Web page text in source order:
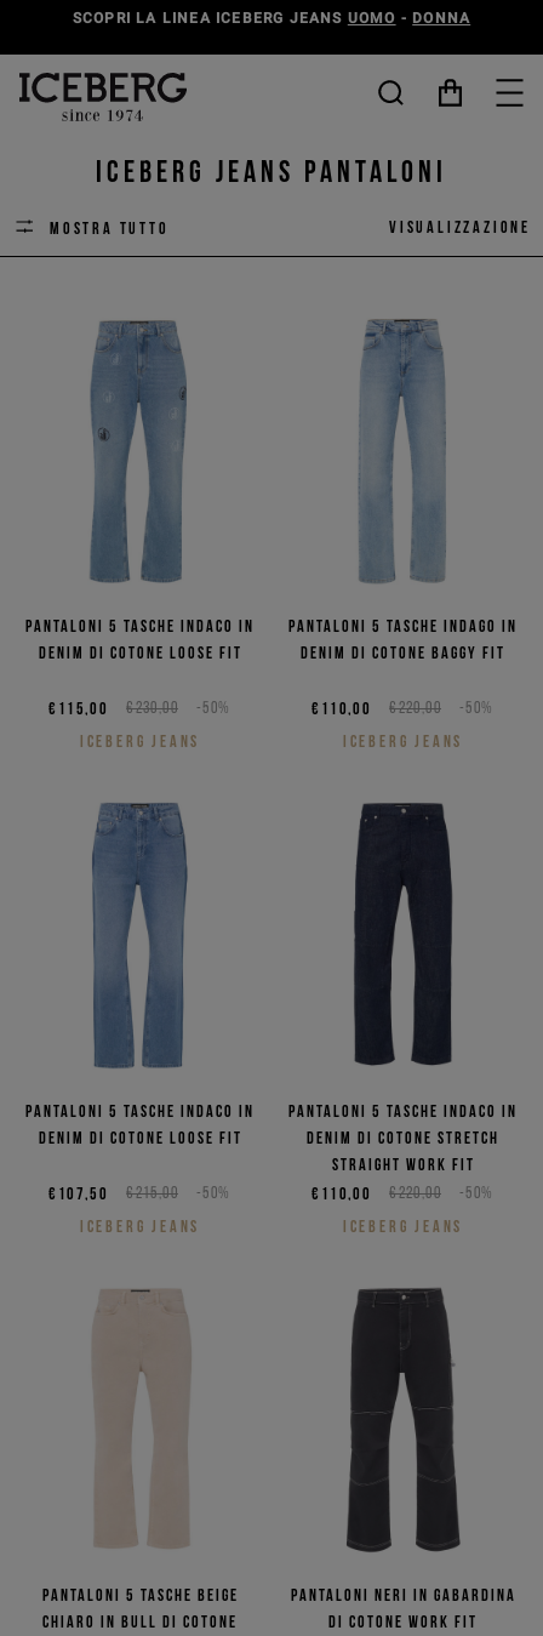
SCOPRI LA LINEA ICEBERG JEANS UOMO - DONNA
ICEBERG JEANS pantaloni
Mostra tutto Visualizzazione
Pantaloni 5 tasche indaco in
denim di cotone loose fit
€230,00 -50%
€115,00
ICEBERG JEANS
Pantaloni 5 tasche indago in
denim di cotone baggy fit
€220,00 -50%
€110,00
ICEBERG JEANS
Pantaloni 5 tasche indaco in
denim di cotone loose fit
€215,00 -50%
€107,50
ICEBERG JEANS
Pantaloni 5 tasche indaco in
denim di cotone stretch
straight work fit
€220,00 -50%
€110,00
ICEBERG JEANS
Pantaloni 5 tasche beige
chiaro in bull di cotone
Pantaloni neri in gabardina
di cotone work fit